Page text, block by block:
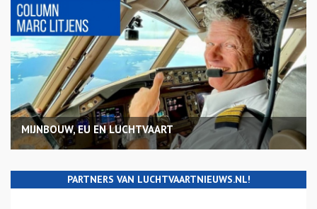
MIJNBOUW, EU EN LUCHTVAART
PARTNERS VAN LUCHTVAARTNIEUWS.NL!